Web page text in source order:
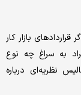
بازار کار
به سراغ چه نوع
نظریه‌ای درباره